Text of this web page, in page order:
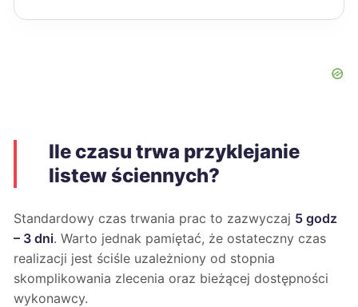
Ile czasu trwa przyklejanie
listew ściennych?
Standardowy czas trwania prac to zazwyczaj 5 godz
– 3 dni. Warto jednak pamiętać, że ostateczny czas
realizacji jest ściśle uzależniony od stopnia
skomplikowania zlecenia oraz bieżącej dostępności
wykonawcy.